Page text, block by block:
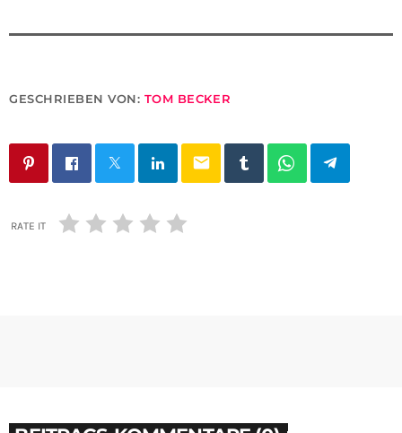
GESCHRIEBEN VON: TOM BECKER
email
RATE IT